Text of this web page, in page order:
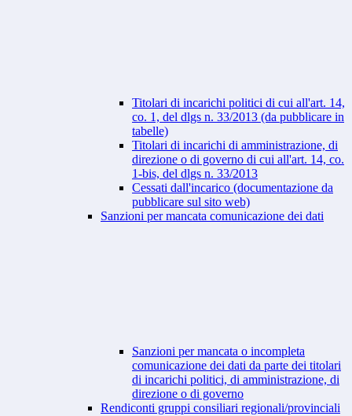
Titolari di incarichi politici di cui all'art. 14,
co. 1, del dlgs n. 33/2013 (da pubblicare in
tabelle)
Titolari di incarichi di amministrazione, di
direzione o di governo di cui all'art. 14, co.
1-bis, del dlgs n. 33/2013
Cessati dall'incarico (documentazione da
pubblicare sul sito web)
Sanzioni per mancata comunicazione dei dati
Sanzioni per mancata o incompleta
comunicazione dei dati da parte dei titolari
di incarichi politici, di amministrazione, di
direzione o di governo
Rendiconti gruppi consiliari regionali/provinciali